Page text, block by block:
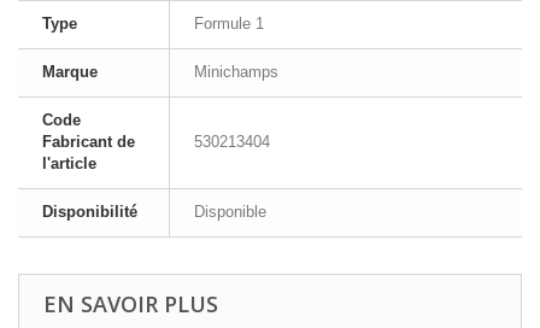
Type Formule 1
Marque Minichamps
Code
Fabricant de
l'article
530213404
Disponibilité Disponible
EN SAVOIR PLUS